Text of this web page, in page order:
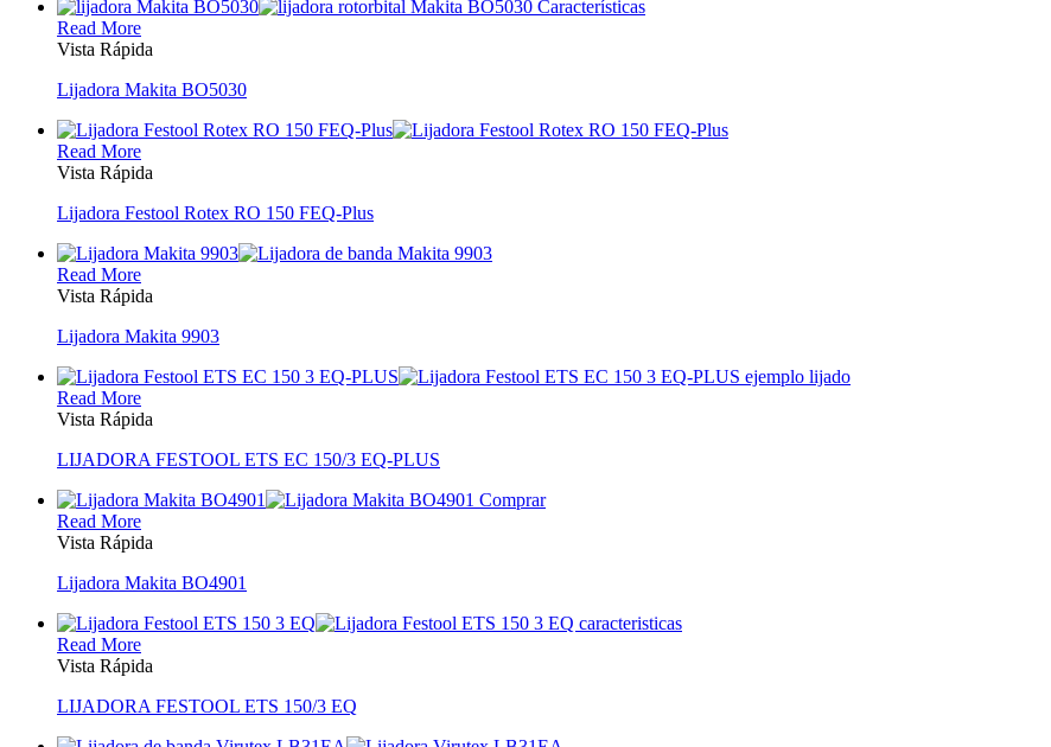
Read More
Vista Rápida
Lijadora Makita BO5030
Read More
Vista Rápida
Lijadora Festool Rotex RO 150 FEQ-Plus
Read More
Vista Rápida
Lijadora Makita 9903
Read More
Vista Rápida
LIJADORA FESTOOL ETS EC 150/3 EQ-PLUS
Read More
Vista Rápida
Lijadora Makita BO4901
Read More
Vista Rápida
LIJADORA FESTOOL ETS 150/3 EQ